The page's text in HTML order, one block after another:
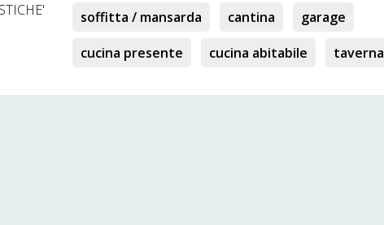
soffitta / mansarda cantina
garage
cucina presente
cucina abitabile taverna